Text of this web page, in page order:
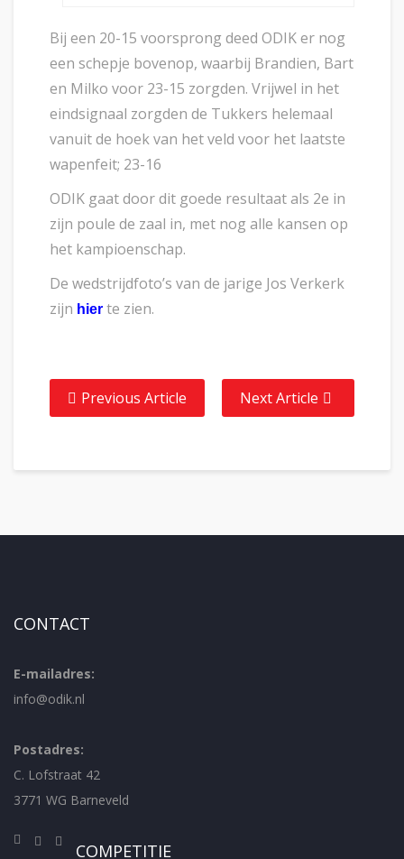
Bij een 20-15 voorsprong deed ODIK er nog
een schepje bovenop, waarbij Brandien, Bart
en Milko voor 23-15 zorgden. Vrijwel in het
eindsignaal zorgden de Tukkers helemaal
vanuit de hoek van het veld voor het laatste
wapenfeit; 23-16
ODIK gaat door dit goede resultaat als 2e in
zijn poule de zaal in, met nog alle kansen op
het kampioenschap.
De wedstrijdfoto’s van de jarige Jos Verkerk
zijn hier te zien.
Previous Article Next Article
CONTACT
E-mailadres:
info@odik.nl
Postadres:
C. Lofstraat 42
3771 WG Barneveld
COMPETITIE